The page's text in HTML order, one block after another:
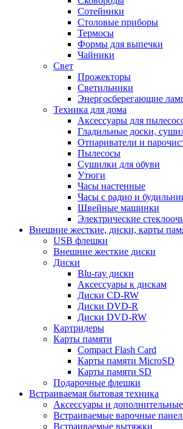
Сотейники
Столовые приборы
Термосы
Формы для выпечки
Чайники
Свет
Прожекторы
Светильники
Энергосберегающие
Техника для дома
Аксессуары для
Гладильные доски,
Отпариватели и
Пылесосы
Сушилки для обуви
Утюги
Часы настенные
Часы с радио и
Швейные машинки
Электрические
Внешние жесткие, диски, карты
USB флешки
Внешние жесткие диски
Диски
Blu-ray диски
Аксессуары к дискам
Диски CD-RW
Диски DVD-R
Диски DVD-RW
Картридеры
Карты памяти
Compact Flash Card
Карты памяти MicroSD
Карты памяти SD
Подарочные флешки
Встраиваемая бытовая техника
Аксессуары и
Встраиваемые варочные
Встраиваемые вытяжки